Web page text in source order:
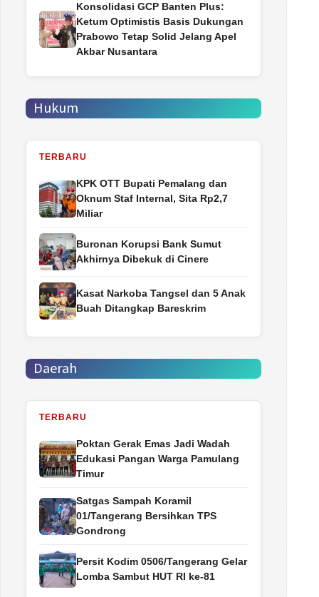
Konsolidasi GCP Banten Plus:
Ketum Optimistis Basis Dukungan
Prabowo Tetap Solid Jelang Apel
Akbar Nusantara
Hukum
TERBARU
‎KPK OTT Bupati Pemalang dan
Oknum Staf Internal, Sita Rp2,7
Miliar
Buronan Korupsi Bank Sumut
Akhirnya Dibekuk di Cinere
Kasat Narkoba Tangsel dan 5 Anak
Buah Ditangkap Bareskrim
Daerah
TERBARU
Poktan Gerak Emas Jadi Wadah
Edukasi Pangan Warga Pamulang
Timur
Satgas Sampah Koramil
01/Tangerang Bersihkan TPS
Gondrong
Persit Kodim 0506/Tangerang Gelar
Lomba Sambut HUT RI ke-81